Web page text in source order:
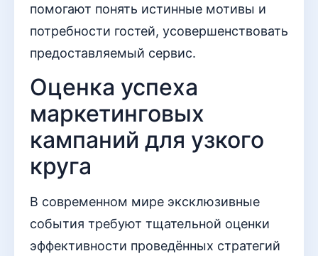
помогают понять истинные мотивы и
потребности гостей, усовершенствовать
предоставляемый сервис.
Оценка успеха
маркетинговых
кампаний для узкого
круга
В современном мире эксклюзивные
события требуют тщательной оценки
эффективности проведённых стратегий